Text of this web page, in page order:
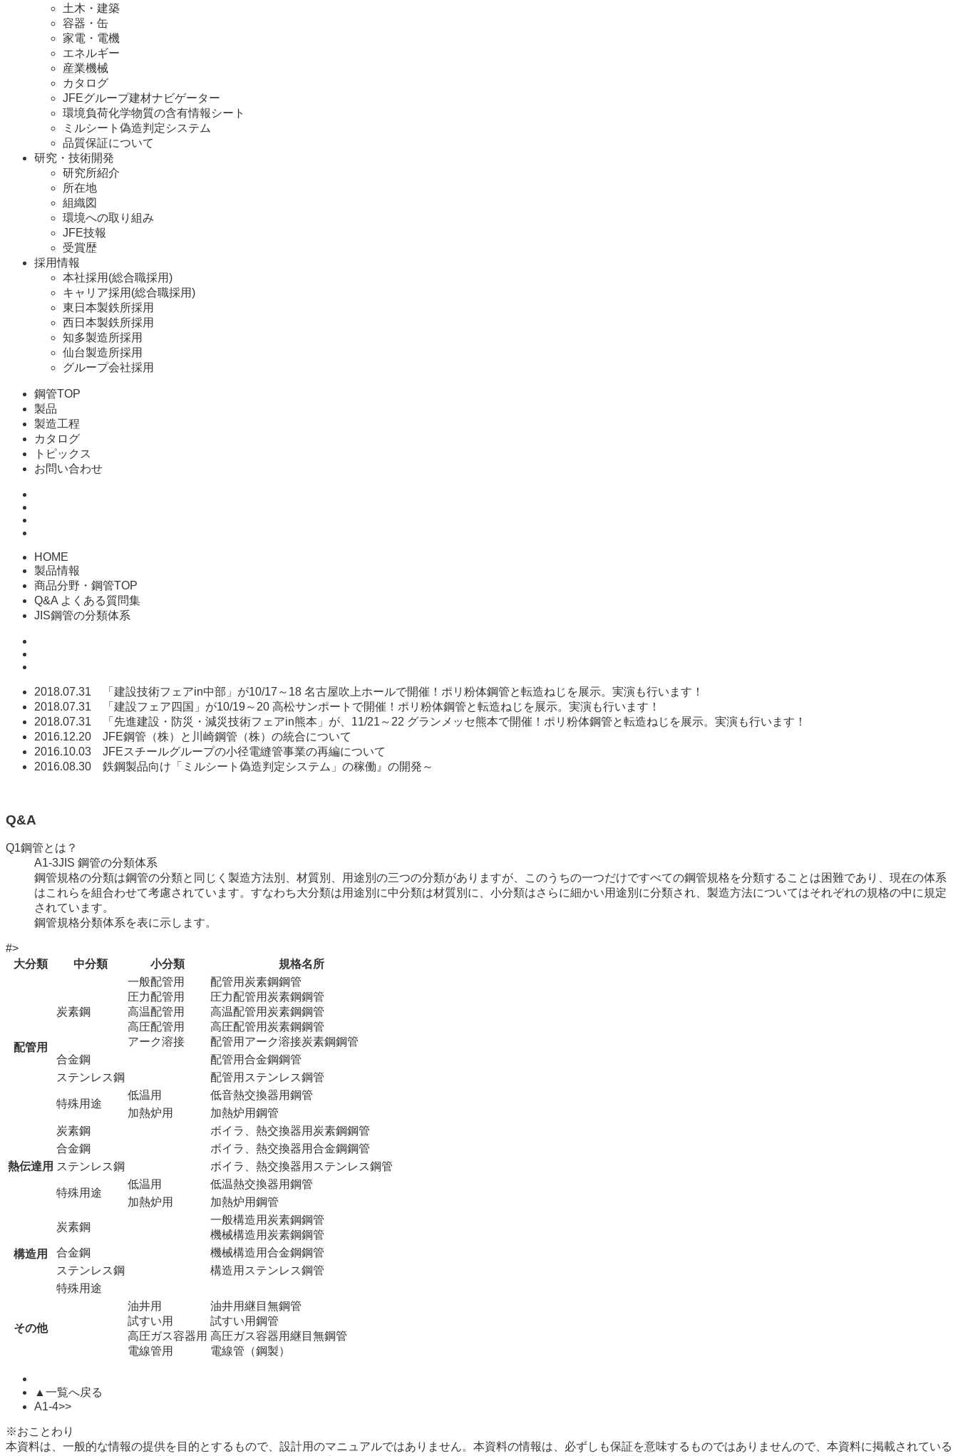
土木・建築
容器・缶
家電・電機
エネルギー
産業機械
カタログ
JFEグループ建材ナビゲーター
環境負荷化学物質の含有情報シート
ミルシート偽造判定システム
品質保証について
研究・技術開発
研究所紹介
所在地
組織図
環境への取り組み
JFE技報
受賞歴
採用情報
本社採用(総合職採用)
キャリア採用(総合職採用)
東日本製鉄所採用
西日本製鉄所採用
知多製造所採用
仙台製造所採用
グループ会社採用
鋼管TOP
製品
製造工程
カタログ
トピックス
お問い合わせ
HOME
製品情報
商品分野・鋼管TOP
Q&A よくある質問集
JIS鋼管の分類体系
2018.07.31
「建設技術フェアin中部」が10/17～18 名古屋吹上ホールで開催！ポリ粉体鋼管と転造ねじを展示。実演も行います！
2018.07.31
「建設フェア四国」が10/19～20 高松サンポートで開催！ポリ粉体鋼管と転造ねじを展示。実演も行います！
2018.07.31
「先進建設・防災・減災技術フェアin熊本」が、11/21～22 グランメッセ熊本で開催！ポリ粉体鋼管と転造ねじを展示。実演も行います！
2016.12.20
JFE鋼管（株）と川崎鋼管（株）の統合について
2016.10.03
JFEスチールグループの小径電縫管事業の再編について
2016.08.30
鉄鋼製品向け「ミルシート偽造判定システム」の稼働』の開発～
Q&A
Q1鋼管とは？
A1-3JIS 鋼管の分類体系
鋼管規格の分類は鋼管の分類と同じく製造方法別、材質別、用途別の三つの分類がありますが、このうちの一つだけですべての鋼管規格を分類することは困難であり、現在の体系
はこれらを組合わせて考慮されています。すなわち大分類は用途別に中分類は材質別に、小分類はさらに細かい用途別に分類され、製造方法についてはそれぞれの規格の中に規定
されています。
鋼管規格分類体系を表に示します。
#>
大分類
中分類 小分類 規格名所
配管用
炭素鋼
一般配管用
圧力配管用
高温配管用
高圧配管用
アーク溶接
配管用炭素鋼鋼管
圧力配管用炭素鋼鋼管
高温配管用炭素鋼鋼管
高圧配管用炭素鋼鋼管
配管用アーク溶接炭素鋼鋼管
合金鋼
配管用合金鋼鋼管
ステンレス鋼
配管用ステンレス鋼管
特殊用途
低温用
低音熱交換器用鋼管
加熱炉用
加熱炉用鋼管
熱伝達用
炭素鋼
ボイラ、熱交換器用炭素鋼鋼管
合金鋼
ボイラ、熱交換器用合金鋼鋼管
ステンレス鋼
ボイラ、熱交換器用ステンレス鋼管
特殊用途
低温用
低温熱交換器用鋼管
加熱炉用
加熱炉用鋼管
構造用
炭素鋼
一般構造用炭素鋼鋼管
機械構造用炭素鋼鋼管
合金鋼
機械構造用合金鋼鋼管
ステンレス鋼
構造用ステンレス鋼管
特殊用途
その他
油井用
試すい用
高圧ガス容器用
電線管用
油井用継目無鋼管
試すい用鋼管
高圧ガス容器用継目無鋼管
電線管（鋼製）
▲一覧へ戻る
A1-4>>
※おことわり
本資料は、一般的な情報の提供を目的とするもので、設計用のマニュアルではありません。本資料の情報は、必ずしも保証を意味するものではありませんので、本資料に掲載されている